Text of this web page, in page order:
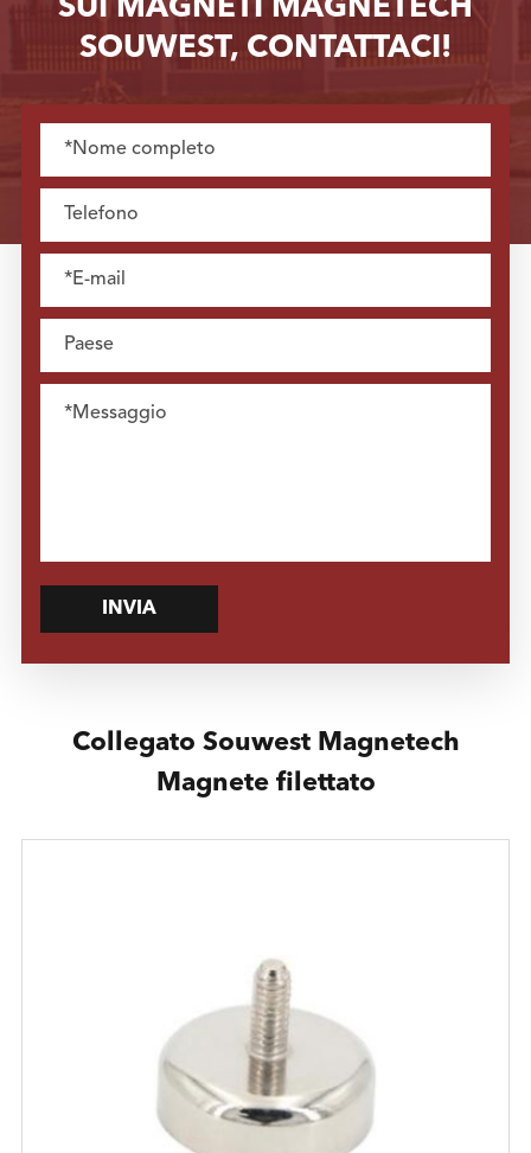
SUI MAGNETI MAGNETECH
SOUWEST, CONTATTACI!
INVIA
Collegato Souwest Magnetech
Magnete filettato